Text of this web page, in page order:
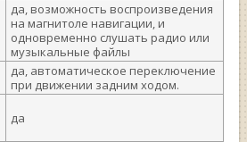
да, возможность воспроизведения
на магнитоле навигации, и
одновременно слушать радио или
музыкальные файлы
да, автоматическое переключение
при движении задним ходом.
да